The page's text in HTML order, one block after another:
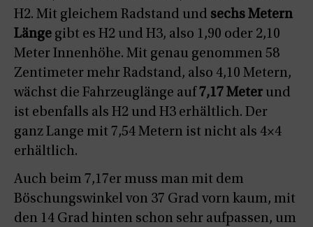
H2. Mit gleichem Radstand und sechs Metern
Länge gibt es H2 und H3, also 1,90 oder 2,10
Meter Innenhöhe. Mit genau genommen 58
Zentimeter mehr Radstand, also 4,10 Metern,
wächst die Fahrzeuglänge auf 7,17 Meter und
ist ebenfalls als H2 und H3 erhältlich. Der
ganz Lange mit 7,54 Metern ist nicht als 4×4
erhältlich.
Auch beim 7,17er muss man mit dem
Böschungswinkel von 37 Grad vorn kaum, mit
den 14 Grad hinten schon sehr aufpassen, um